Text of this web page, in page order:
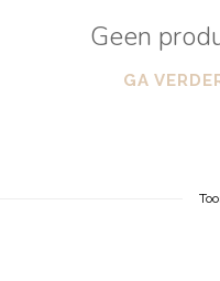
Geen
GA